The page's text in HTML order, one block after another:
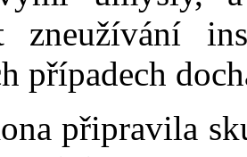
zneužívání
případech
připravila